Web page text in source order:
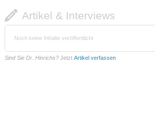
Artikel & Interviews
Noch keine Inhalte veröffentlicht
Sind Sie Dr. Hinrichs? Jetzt Artikel verfassen